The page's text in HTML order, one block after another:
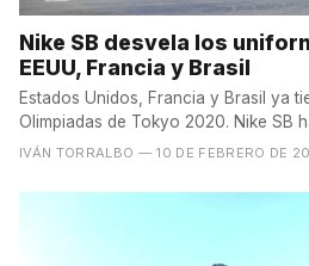
Nike SB desvela los
EEUU, Francia y Brasil
Estados Unidos, Francia y Brasil ya
Olimpiadas de Tokyo 2020. Nike SB
IVÁN TORRALBO — 10 DE FEBRERO DE